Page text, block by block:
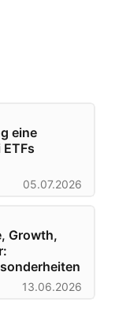
eine
05.07.2026
Growth,
13.06.2026